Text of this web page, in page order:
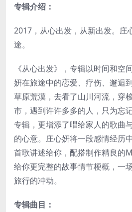
专辑介绍：
2017，从心出发，从新出发。庄
途。
《从心出发》，专辑以时间和空
妍在旅途中的恋爱、疗伤、邂逅
草原荒漠，去看了山川河流，穿
市，遇到许许多多的人，只为忘
专辑，更增添了唱给家人的歌曲
的心意。庄心妍将一段感情经历
首歌讲述给你，配搭制作精良的
给你更完整的故事情节梗概，一
旅行的冲动。
专辑曲目：